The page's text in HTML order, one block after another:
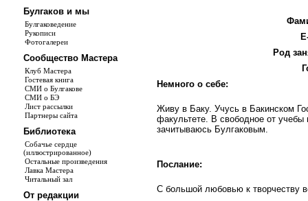
Булгаков и мы
Булгаковедение
Рукописи
Фотогалереи
Сообщество Мастера
Клуб Мастера
Гостевая книга
СМИ о Булгакове
СМИ о БЭ
Лист рассылки
Партнеры сайта
Библиотека
Собачье сердце
(иллюстрированное)
Остальные произведения
Лавка Мастера
Читальный зал
От редакции
Род
Немного о себе:
Живу в Баку. Учусь в Бакинском
факультете. В свободное от
зачитываюсь Булгаковым.
Послание:
С большой любовью к творчеству